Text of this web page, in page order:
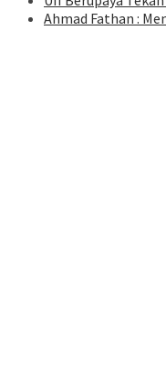
Ahmad Fathan :